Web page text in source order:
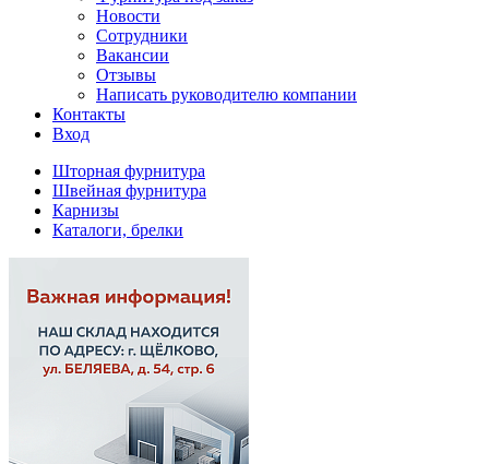
Новости
Сотрудники
Вакансии
Отзывы
Написать руководителю компании
Контакты
Вход
Шторная фурнитура
Швейная фурнитура
Карнизы
Каталоги, брелки